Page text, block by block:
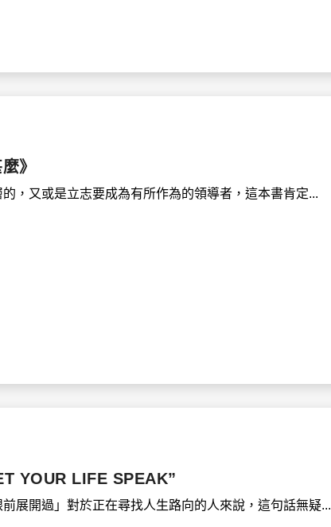
》
，又或是立志要成為有所作為的領導者，這本書肯定...
YOUR LIFE SPEAK”
前展開過」對於正在尋找人生路向的人來說，這句話無疑...